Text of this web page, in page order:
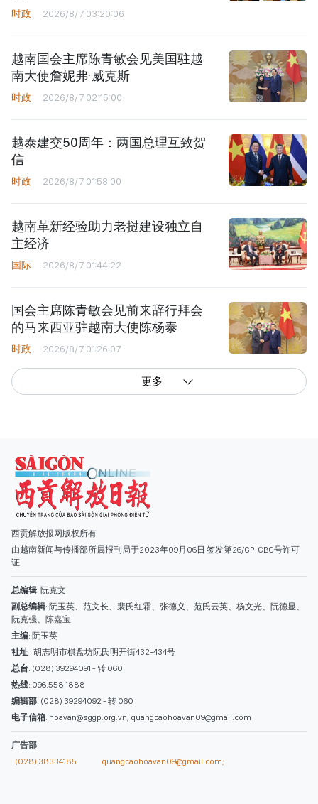
时政 2026/8/7 03:20:06
越南国会主席陈青敏会见美国驻越
南大使詹妮弗·威克斯
时政 2026/8/7 02:15:00
越泰建交50周年：两国总理互致贺
信
时政 2026/8/7 01:58:00
越南革新经验助力老挝建设独立自
主经济
国际 2026/8/7 01:44:22
国会主席陈青敏会见前来辞行拜会
的马来西亚驻越南大使陈杨泰
时政 2026/8/7 01:26:07
更多
西贡解放报网版权所有
由越南新闻与传播部所属报刊局于2023年09月06日 签发第26/GP-CBC号许可
证
总编辑
副总编辑: 阮玉英、范文长、裴氏红霜、张德义、范氏云英、杨文光、阮德显、